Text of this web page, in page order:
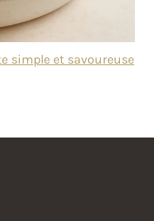
simple et savoureuse